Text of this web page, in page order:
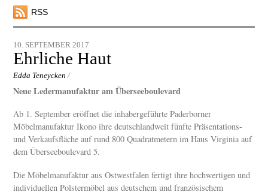
RSS
10. SEPTEMBER 2017
Ehrliche Haut
Edda Teneycken /
Neue Ledermanufaktur am Überseeboulevard
Ab 1. September eröffnet die inhabergeführte Paderborner
Möbelmanufaktur Ikono ihre deutschlandweit fünfte Präsentations-
und Verkaufsfläche auf rund 800 Quadratmetern im Haus Virginia auf
dem Überseeboulevard 5.
Die Möbelmanufaktur aus Ostwestfalen fertigt ihre hochwertigen und
individuellen Polstermöbel aus deutschem und französischem